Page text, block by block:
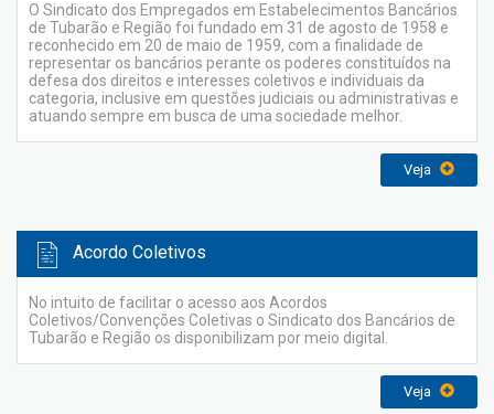
O Sindicato dos Empregados em Estabelecimentos Bancários
de Tubarão e Região foi fundado em 31 de agosto de 1958 e
reconhecido em 20 de maio de 1959, com a finalidade de
representar os bancários perante os poderes constituídos na
defesa dos direitos e interesses coletivos e individuais da
categoria, inclusive em questões judiciais ou administrativas e
atuando sempre em busca de uma sociedade melhor.
Veja
Acordo Coletivos
No intuito de facilitar o acesso aos Acordos
Coletivos/Convenções Coletivas o Sindicato dos Bancários de
Tubarão e Região os disponibilizam por meio digital.
Veja